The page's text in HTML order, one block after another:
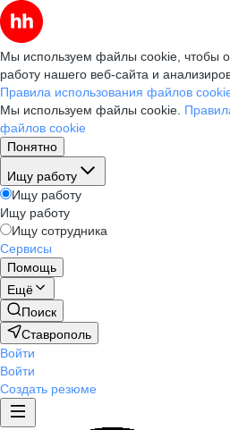
Мы используем файлы cookie, чтобы
работу нашего веб-сайта и
Правила использования файлов
Мы используем файлы cookie.
файлов cookie
Понятно
Ищу работу
Ищу работу
Ищу работу
Ищу сотрудника
Сервисы
Помощь
Ещё
Поиск
Ставрополь
Войти
Войти
Создать резюме